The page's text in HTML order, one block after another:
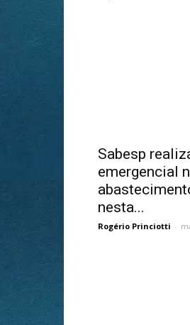
Sabesp
emergencial
nesta...
Rogério Princiotti -